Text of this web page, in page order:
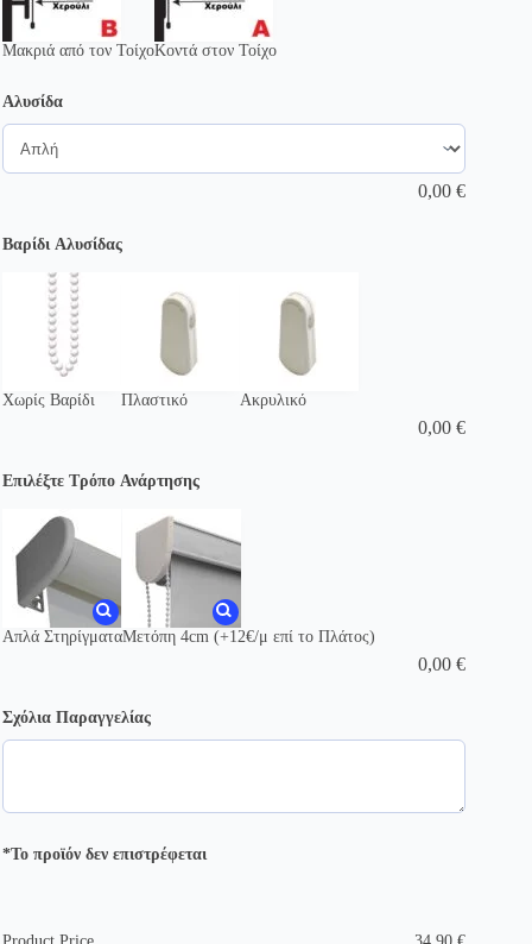
Μακριά από τον ΤοίχοΚοντά στον Τοίχο
Αλυσίδα
0,00€
Βαρίδι Αλυσίδας
Χωρίς Βαρίδι Πλαστικό Ακρυλικό
0,00€
Επιλέξτε Τρόπο Ανάρτησης
Απλά ΣτηρίγματαΜετόπη 4cm (+12€/μ επί το Πλάτος)
0,00€
Σχόλια Παραγγελίας
*Το προϊόν δεν επιστρέφεται